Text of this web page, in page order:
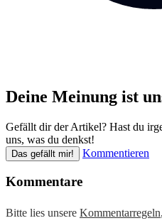
Deine Meinung ist
Gefällt dir der Artikel? Hast du
uns, was du denkst!
Das gefällt mir! Kommentieren
Kommentare
Bitte lies unsere Kommentarregeln